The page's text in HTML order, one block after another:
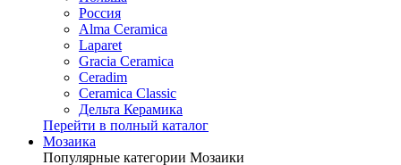
Россия
Alma Ceramica
Laparet
Gracia Ceramica
Ceradim
Ceramica Classic
Дельта Керамика
Перейти в полный каталог
Мозаика
Популярные категории Мозаики